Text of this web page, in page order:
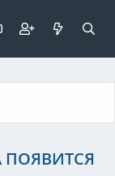
ПОЯВИТСЯ
по